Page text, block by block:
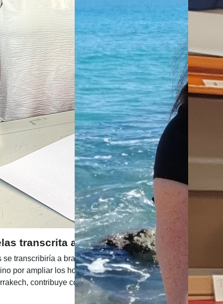
transcrita al Braille: Un paso más
transcribiría a braille? Y, sobre todo, qué mi partitura fuera
por ampliar los horizontes que pueden alcanzar las
contribuye con ello, no sólo a su inclusión, sino a la